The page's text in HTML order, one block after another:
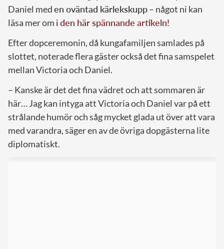
Daniel meden oväntad kärlekskupp– något ni kan
läsa mer om i den här spännande artikeln!
Efter dopceremonin, då kungafamiljen samlades på
slottet, noterade flera gäster också det fina samspelet
mellan Victoria och Daniel.
– Kanske är det det fina vädret och att sommaren är
här… Jag kan intyga att Victoria och Daniel var på ett
strålande humör och såg mycket glada ut över att vara
med varandra, säger en av de övriga dopgästerna lite
diplomatiskt.